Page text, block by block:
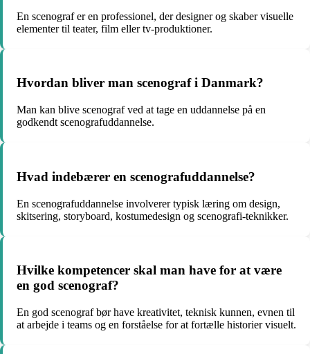
En scenograf er en professionel, der designer og skaber visuelle
elementer til teater, film eller tv-produktioner.
Hvordan bliver man scenograf i Danmark?
Man kan blive scenograf ved at tage en uddannelse på en
godkendt scenografuddannelse.
Hvad indebærer en scenografuddannelse?
En scenografuddannelse involverer typisk læring om design,
skitsering, storyboard, kostumedesign og scenografi-teknikker.
Hvilke kompetencer skal man have for at være
en god scenograf?
En god scenograf bør have kreativitet, teknisk kunnen, evnen til
at arbejde i teams og en forståelse for at fortælle historier visuelt.